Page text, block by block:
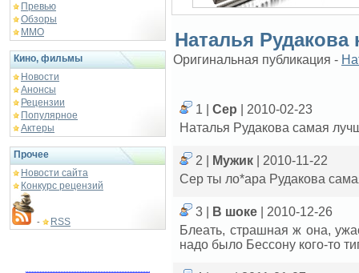
Превью
Обзоры
ММО
Кино, фильмы
Новости
Анонсы
Рецензии
Популярное
Актеры
Прочее
Новости сайта
Конкурс рецензий
- RSS
Наталья
Оригинальная публикация -
1 | Сер
| 2010-02-23
Наталья Рудакова самая
2 | Мужик
| 2010-11-22
Сер ты ло*ара Рудакова
3 | В шоке
| 2010-12-26
Блеать, страшная ж она,
надо было Бессону кого-то